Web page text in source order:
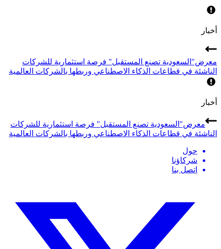
أخبار
معرض"السعودية تصنع المستقبل" فرصة استثمارية للشركات
الناشئة في قطاعات الذكاء الاصطناعي وربطها بالشركات العالمية
أخبار
معرض"السعودية تصنع المستقبل" فرصة استثمارية للشركات
الناشئة في قطاعات الذكاء الاصطناعي وربطها بالشركات العالمية
حول
شركاؤنا
اتصل بنا